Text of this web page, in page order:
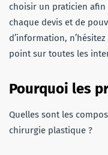
choisir un praticien
chaque devis et de
d’information,
point sur toutes les
Pourquoi les
Quelles sont les
chirurgie plastique ?